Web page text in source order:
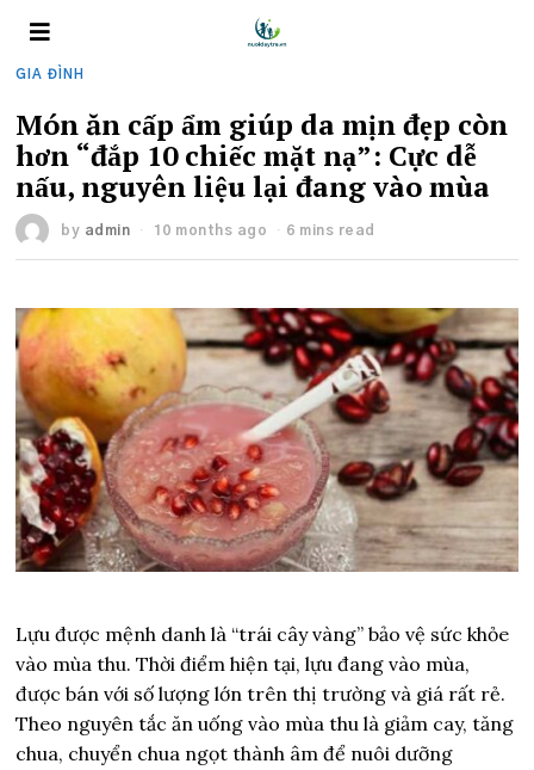
GIA ĐÌNH
Món ăn cấp ẩm giúp da mịn đẹp còn
hơn “đắp 10 chiếc mặt nạ”: Cực dễ
nấu, nguyên liệu lại đang vào mùa
by admin 10 months ago 6 mins read
Lựu được mệnh danh là “trái cây vàng” bảo vệ sức khỏe
vào mùa thu. Thời điểm hiện tại, lựu đang vào mùa,
được bán với số lượng lớn trên thị trường và giá rất rẻ.
Theo nguyên tắc ăn uống vào mùa thu là giảm cay, tăng
chua, chuyển chua ngọt thành âm để nuôi dưỡng